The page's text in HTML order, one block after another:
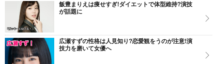
飯豊まりえは痩せすぎ!ダイエットで体型維持?演技
が話題に
広瀬すずの性格は人見知り?恋愛観をうのが注意!演
技力を磨いて女優へ